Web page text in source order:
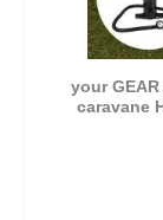
your
caravane